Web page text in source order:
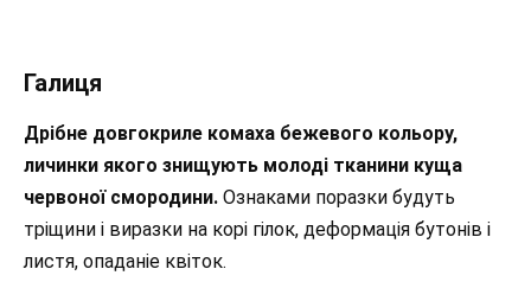
Галиця
Дрібне довгокриле комаха бежевого кольору,
личинки якого знищують молоді тканини куща
червоної смородини. Ознаками поразки будуть
тріщини і виразки на корі гілок, деформація бутонів і
листя, опаданіе квіток.